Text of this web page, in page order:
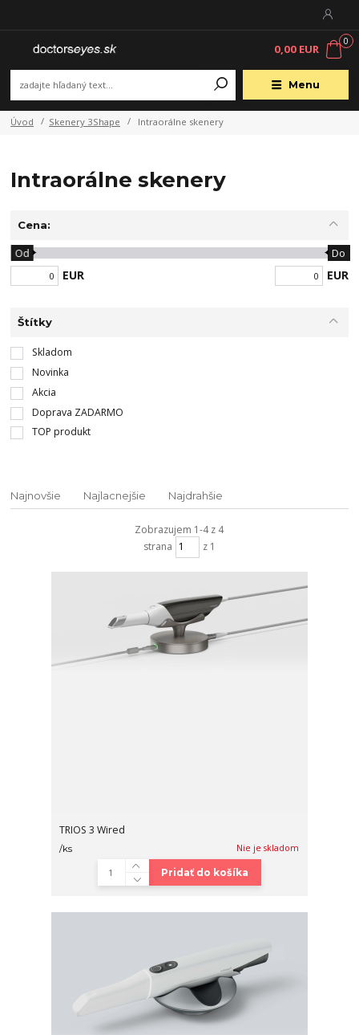
Menu
0
0,00 EUR
Úvod Skenery 3Shape Intraorálne skenery
Intraorálne skenery
Cena:
EUR
Od Do
EUR
Štítky
Skladom
Novinka
Akcia
Doprava ZADARMO
TOP produkt
Najnovšie Najlacnejšie Najdrahšie
Zobrazujem 1-4 z 4
strana
z 1
TRIOS 3 Wired
/ks Nie je skladom
Pridať do košíka